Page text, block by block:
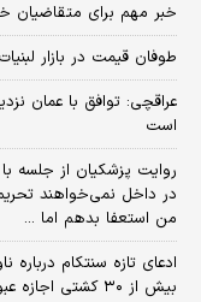
خبر مهم برای متقاضیان خرید
طوفان قیمت در بازار
عراقچی: توافق با عمان
است
روایت پزشکیان از جلسه
در داخل نمی‌خواهند
من استعفا بدهم اما ...
ادعای تازه سنتکام درباره
بیش از ۳۰ کشتی اجازه عبور گرفتند